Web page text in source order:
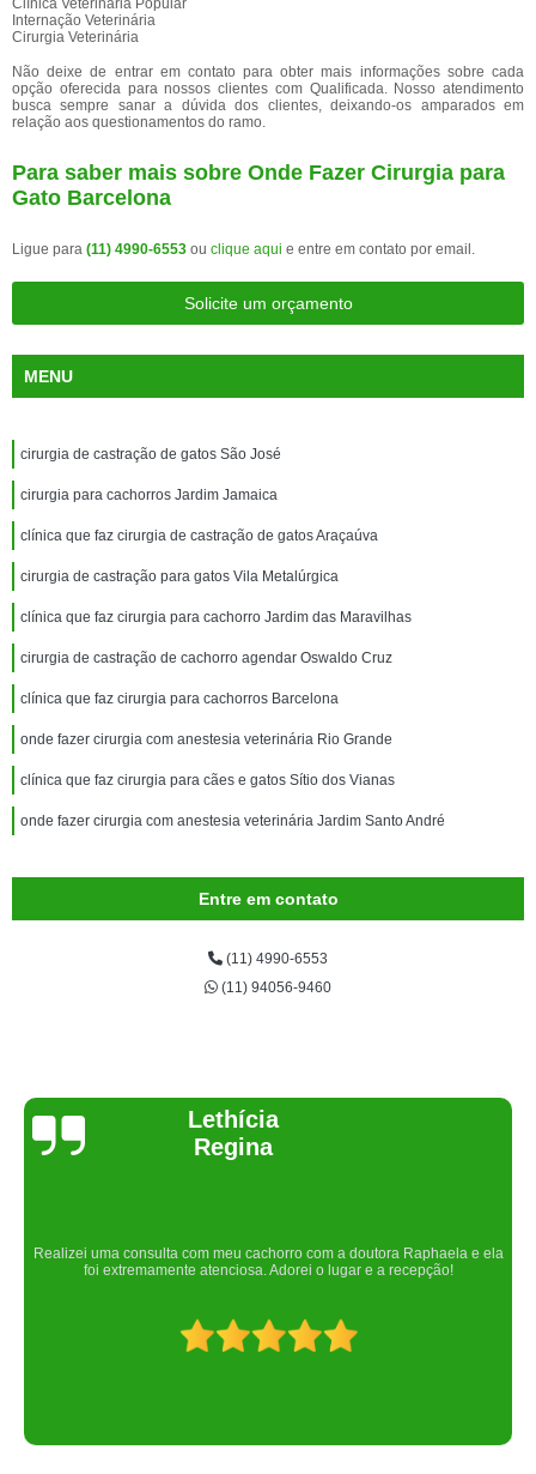
Clínica Veterinária Popular
Internação Veterinária
Cirurgia Veterinária
Não deixe de entrar em contato para obter mais informações sobre cada
opção oferecida para nossos clientes com Qualificada. Nosso atendimento
busca sempre sanar a dúvida dos clientes, deixando-os amparados em
relação aos questionamentos do ramo.
Para saber mais sobre Onde Fazer Cirurgia para
Gato Barcelona
Ligue para (11) 4990-6553 ou clique aqui e entre em contato por email.
Solicite um orçamento
MENU
cirurgia de castração de gatos São José
cirurgia para cachorros Jardim Jamaica
clínica que faz cirurgia de castração de gatos Araçaúva
cirurgia de castração para gatos Vila Metalúrgica
clínica que faz cirurgia para cachorro Jardim das Maravilhas
cirurgia de castração de cachorro agendar Oswaldo Cruz
clínica que faz cirurgia para cachorros Barcelona
onde fazer cirurgia com anestesia veterinária Rio Grande
clínica que faz cirurgia para cães e gatos Sítio dos Vianas
onde fazer cirurgia com anestesia veterinária Jardim Santo André
Entre em contato
(11) 4990-6553
(11) 94056-9460
Joelma Lilian
Um lugar maravilhoso. Sempre serei grata pelo que fizeram por nós!